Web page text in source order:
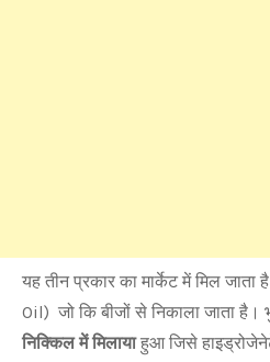
यह तीन प्रकार का मार्केट में मिल जाता
Oil) जो कि बीजों से निकाला जाता है।
निक्किल में मिलायाहुआ जिसे